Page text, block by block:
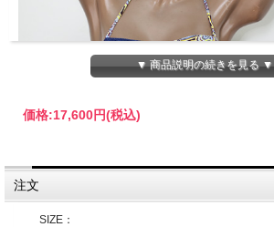
▼ 商品説明の続きを見る ▼
価格:17,600円(税込)
注文
SIZE：